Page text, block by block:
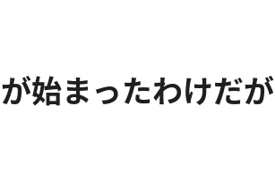
が始まったわけだが